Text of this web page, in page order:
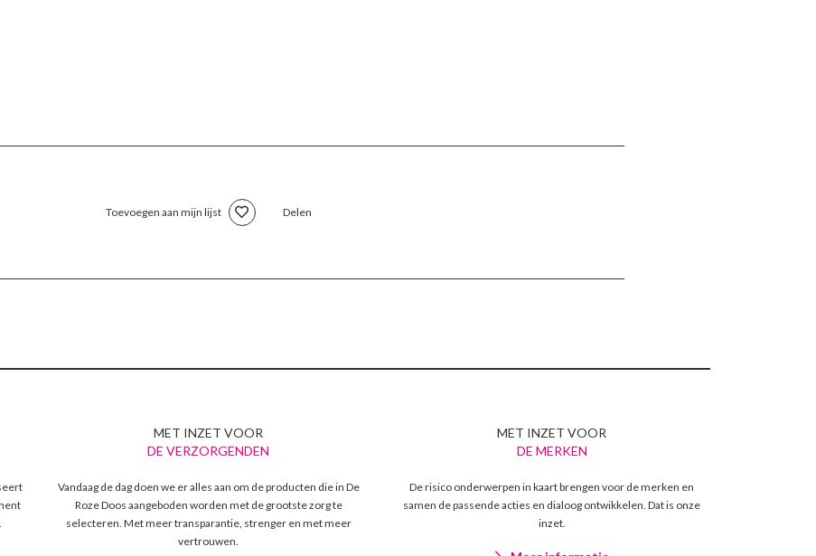
Toevoegen aan mijn lijst Delen
MET INZET VOOR
DE VERZORGENDEN
Vandaag de dag doen we er alles aan om de producten die in De
Roze Doos aangeboden worden met de grootste zorg te
selecteren. Met meer transparantie, strenger en met meer
vertrouwen.
MET INZET VOOR
DE MERKEN
De risico onderwerpen in kaart brengen voor de merken en
samen de passende acties en dialoog ontwikkelen. Dat is onze
inzet.